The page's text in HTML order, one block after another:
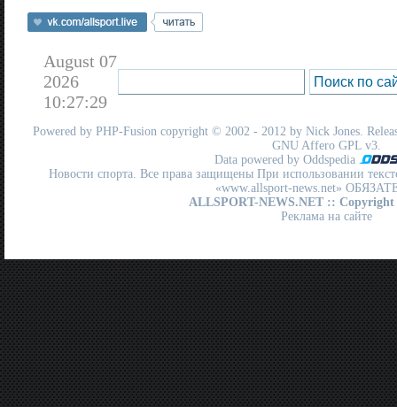
August 07
2026
10:27:29
Powered by PHP-Fusion copyright © 2002 - 2012 by Nick Jones.
GNU Affero GPL v3.
Data powered by Oddspedia
Новости спорта. Все права защищены При использовании
«www.allsport-news.net»
ALLSPORT-NEWS.NET :: Copyright
Реклама на сайте